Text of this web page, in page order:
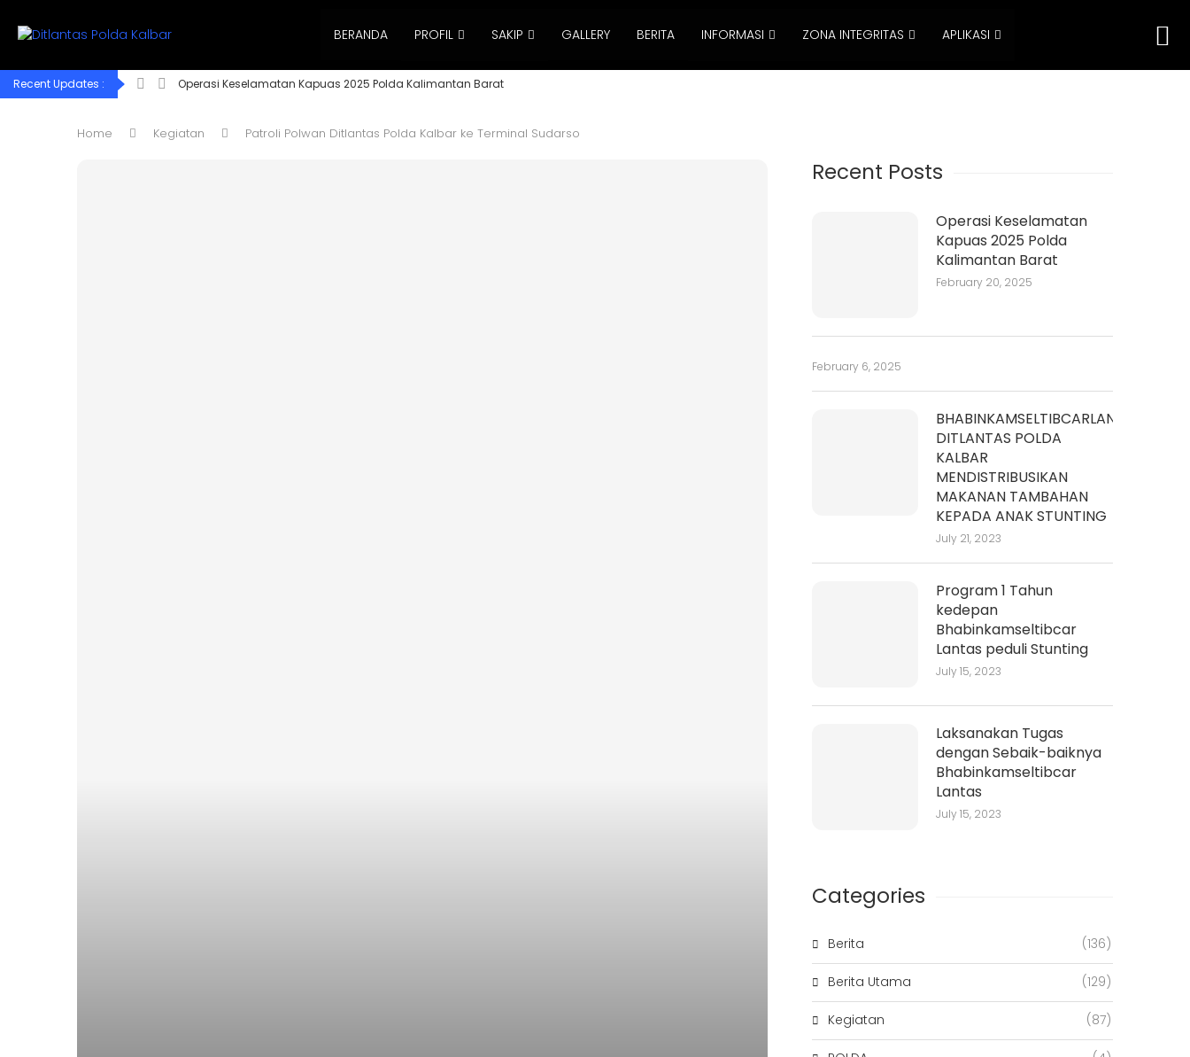
BERANDA PROFIL SAKIP GALLERY BERITA INFORMASI ZONA INTEGRITAS APLIKASI
Recent Updates : Operasi Keselamatan Kapuas 2025 Polda Kalimantan Barat
Home Kegiatan Patroli Polwan Ditlantas Polda Kalbar ke Terminal Sudarso
Recent Posts
Operasi Keselamatan
Kapuas 2025 Polda
Kalimantan Barat
February 20, 2025
February 6, 2025
BHABINKAMSELTIBCARLANTAS
DITLANTAS POLDA
KALBAR
MENDISTRIBUSIKAN
MAKANAN TAMBAHAN
KEPADA ANAK STUNTING
July 21, 2023
Program 1 Tahun
kedepan
Bhabinkamseltibcar
Lantas peduli Stunting
July 15, 2023
Laksanakan Tugas
dengan Sebaik-baiknya
Bhabinkamseltibcar
Lantas
July 15, 2023
Categories
Berita (136)
Berita Utama (129)
Kegiatan (87)